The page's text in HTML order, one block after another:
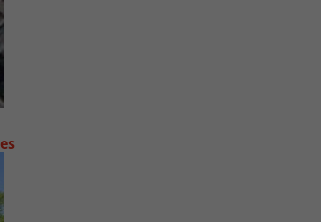
les fortes pluies